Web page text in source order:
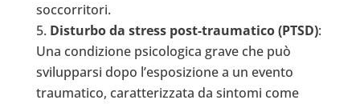
soccorritori.
Disturbo da stress post-traumatico (PTSD):
Una condizione psicologica grave che può
svilupparsi dopo l’esposizione a un evento
traumatico, caratterizzata da sintomi come